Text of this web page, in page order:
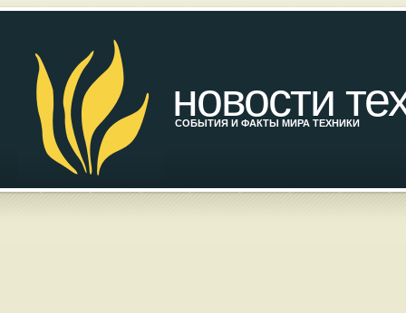
новости
СОБЫТИЯ И ФАКТЫ МИРА ТЕХНИКИ